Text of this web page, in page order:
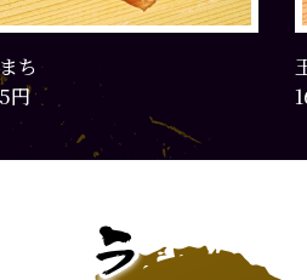
玉子
165円